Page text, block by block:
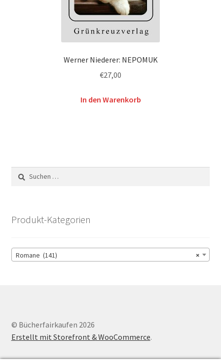
Werner Niederer: NEPOMUK
€27,00
In den Warenkorb
Suchen
nach:
Produkt-Kategorien
×
Romane (141)
© Bücherfairkaufen 2026
Erstellt mit Storefront & WooCommerce.